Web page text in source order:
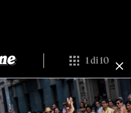
Show All
1di10